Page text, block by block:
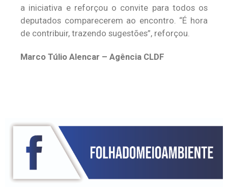
a iniciativa e reforçou o convite para todos os
deputados comparecerem ao encontro. “É hora
de contribuir, trazendo sugestões”, reforçou.
Marco Túlio Alencar – Agência CLDF